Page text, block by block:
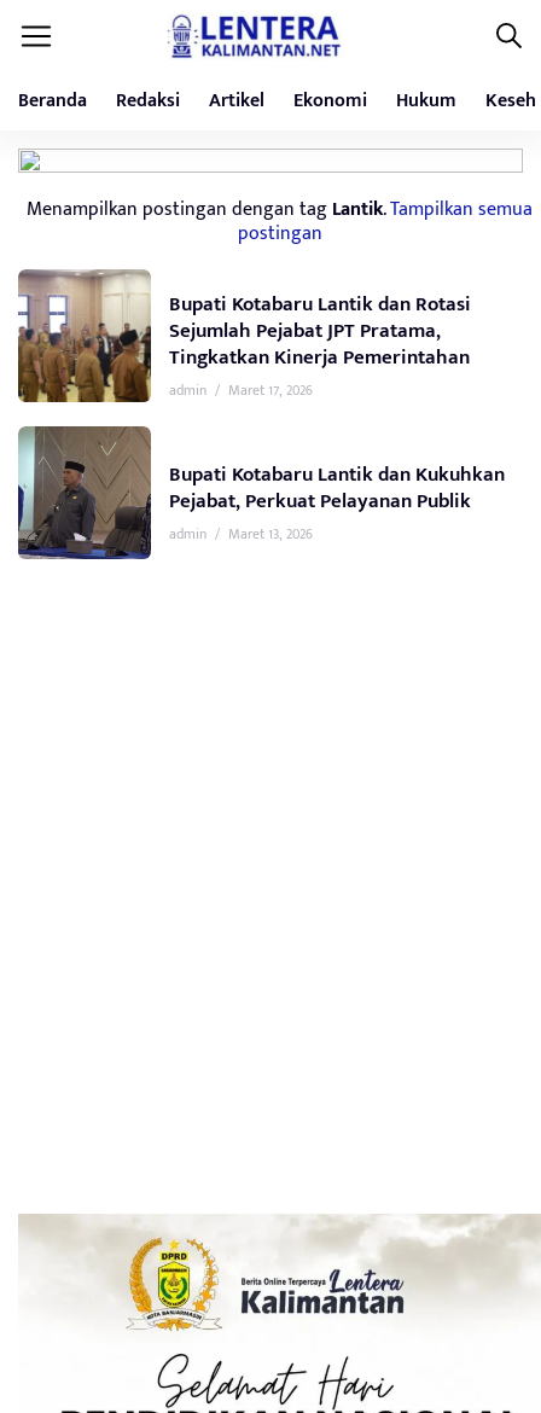
Beranda Redaksi Artikel Ekonomi Hukum
Menampilkan postingan dengan tagLantik.Tampilkan semua
postingan
Bupati Kotabaru Lantik dan Rotasi
Sejumlah Pejabat JPT Pratama,
Tingkatkan Kinerja Pemerintahan
admin / Maret 17, 2026
Bupati Kotabaru Lantik dan Kukuhkan
Pejabat, Perkuat Pelayanan Publik
admin / Maret 13, 2026